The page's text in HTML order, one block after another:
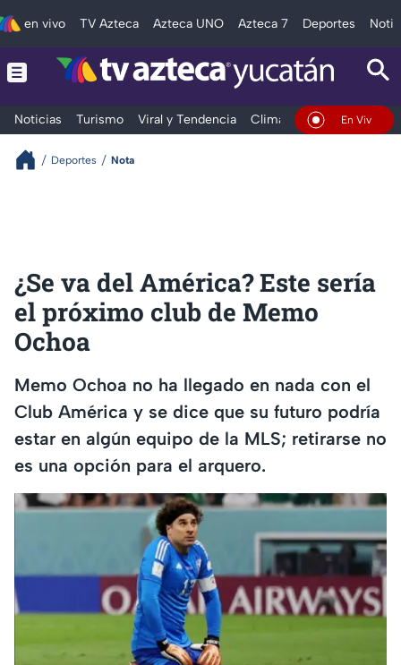
en vivo TV Azteca Azteca UNO Azteca 7 Deportes
Noticias Turismo Viral y Tendencia Clima DeportesEn Vivo
Deportes Nota
¿Se va del América? Este sería
el próximo club de Memo
Ochoa
Memo Ochoa no ha llegado en nada con el
Club América y se dice que su futuro podría
estar en algún equipo de la MLS; retirarse no
es una opción para el arquero.